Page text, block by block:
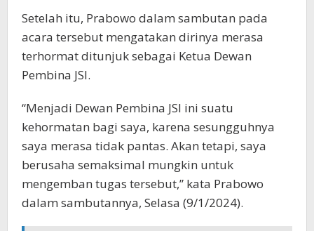
Setelah itu, Prabowo dalam sambutan pada
acara tersebut mengatakan dirinya merasa
terhormat ditunjuk sebagai Ketua Dewan
Pembina JSI.
“Menjadi Dewan Pembina JSI ini suatu
kehormatan bagi saya, karena sesungguhnya
saya merasa tidak pantas. Akan tetapi, saya
berusaha semaksimal mungkin untuk
mengemban tugas tersebut,” kata Prabowo
dalam sambutannya, Selasa (9/1/2024).